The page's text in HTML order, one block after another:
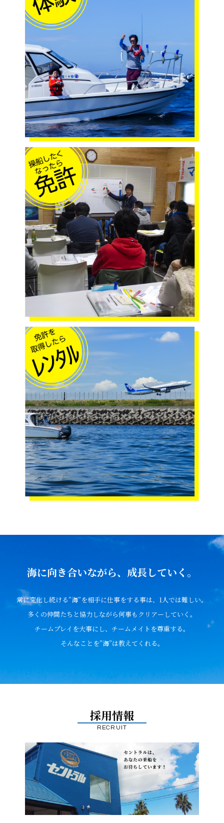
海に向き合いながら、成長していく。
常に変化し続ける”海”を相手に仕事をする事は、1人では難しい。
多くの仲間たちと協力しながら何事もクリアーしていく。
チームプレイを大事にし、チームメイトを尊重する。
そんなことを”海”は教えてくれる。
採用情報
RECRUIT